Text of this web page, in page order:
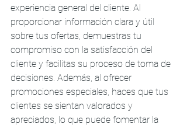
experiencia general del cliente. Al
proporcionar información clara y útil
sobre tus ofertas, demuestras tu
compromiso con la satisfacción del
cliente y facilitas su proceso de toma de
decisiones. Además, al ofrecer
promociones especiales, haces que tus
clientes se sientan valorados y
apreciados, lo que puede fomentar la